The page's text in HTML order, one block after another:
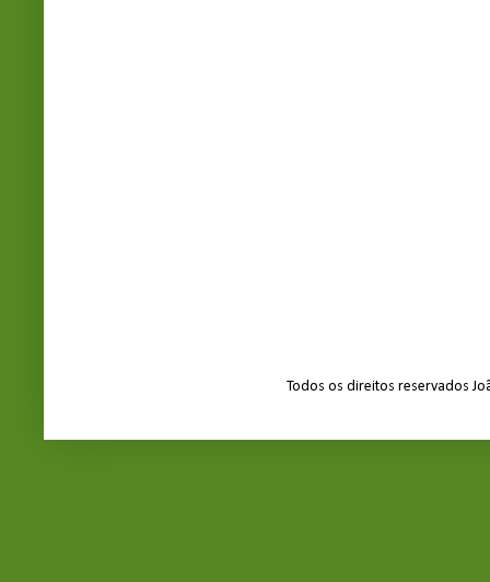
Todos os direitos reservados